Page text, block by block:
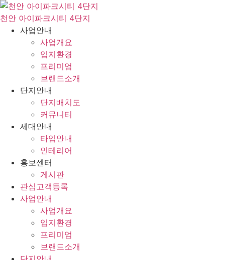
콘
텐
천안 아이파크시티 4단지
사업안내
사업개요
입지환경
프리미엄
브랜드소개
단지안내
단지배치도
커뮤니티
세대안내
타입안내
인테리어
홍보센터
게시판
관심고객등록
사업안내
사업개요
입지환경
프리미엄
브랜드소개